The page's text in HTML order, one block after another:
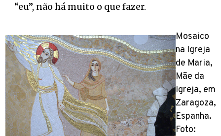
“eu”, não há muito o que fazer.
Mosaico
na Igreja
de Maria,
Mãe da
Igreja, em
Zaragoza,
Espanha.
Foto: